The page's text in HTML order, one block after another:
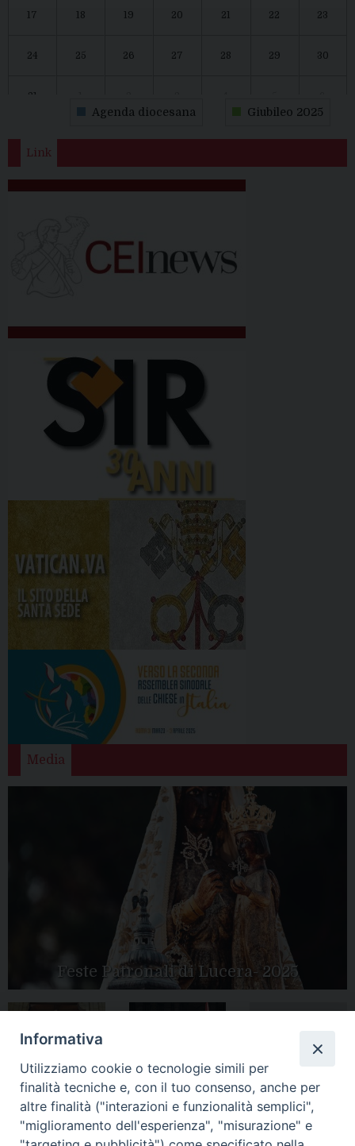
17 18 19 20 21 22 23
24 25 26 27 28 29 30
31
Agenda diocesana Giubileo 2025
Link
Media
Feste Patronali di Lucera- 2025
Apertura Anno
Giubilare 2025
Mariae in Diocesi
Tutte le gallery
Informativa
Utilizziamo cookie o tecnologie simili per
finalità tecniche e, con il tuo consenso, anche per
altre finalità ("interazioni e funzionalità semplici",
"miglioramento dell'esperienza", "misurazione" e